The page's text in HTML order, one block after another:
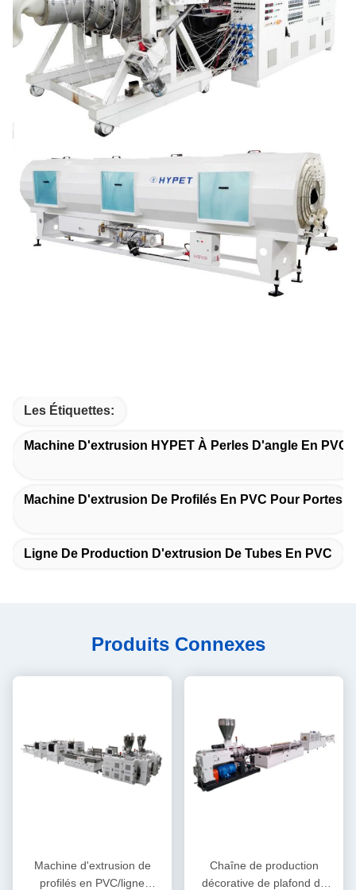
Les Étiquettes:
Machine D'extrusion HYPET À Perles D'angle En PVC
Machine D'extrusion De Profilés En PVC Pour Portes
Ligne De Production D'extrusion De Tubes En PVC
Produits Connexes
Machine d'extrusion de
profilés en PVC/ligne
Chaîne de production
décorative de plafond de